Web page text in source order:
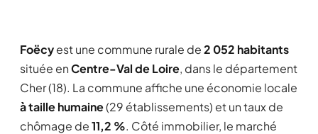
Foëcyest une commune rurale de2 052 habitants
située enCentre-Val de Loire, dans le département
Cher (18). La commune affiche une économie locale
à taille humaine(29 établissements) et un taux de
chômage de11,2 %. Côté immobilier, le marché